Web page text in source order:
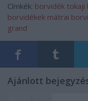
Címkék: borvidék tokaji
borvidékek mátrai
grand
Ajánlott